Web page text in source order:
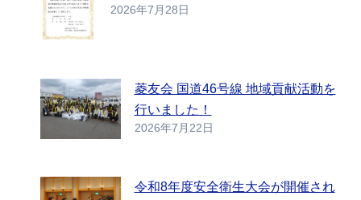
2026年7月28日
菱友会 国道46号線 地域貢献活動を
行いました！
2026年7月22日
令和8年度安全衛生大会が開催され